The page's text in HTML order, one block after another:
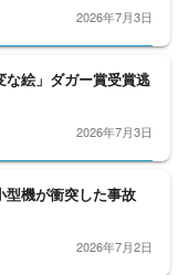
2026年7月3日
な絵」ダガー賞受賞逃
2026年7月3日
型機が衝突した事故
2026年7月2日